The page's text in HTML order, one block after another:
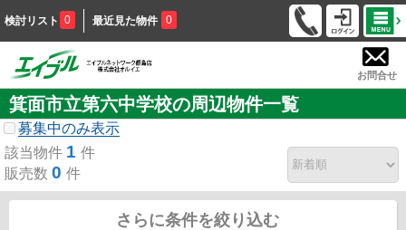
検討リスト 0 最近見た物件 0
お問合せ
箕面市立第六中学校の周辺物件一覧
募集中のみ表示
該当物件 1 件
販売数 0 件
さらに条件を絞り込む